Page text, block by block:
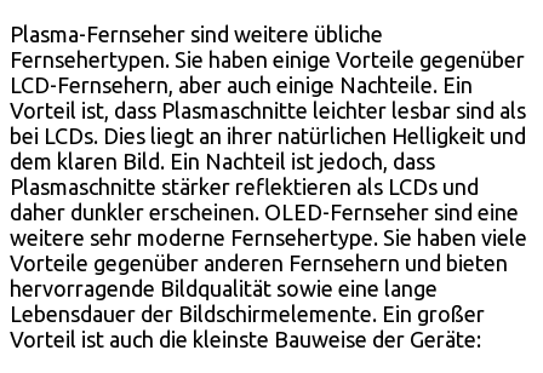
Plasma-Fernseher sind weitere übliche
Fernsehertypen. Sie haben einige Vorteile gegenüber
LCD-Fernsehern, aber auch einige Nachteile. Ein
Vorteil ist, dass Plasmaschnitte leichter lesbar sind als
bei LCDs. Dies liegt an ihrer natürlichen Helligkeit und
dem klaren Bild. Ein Nachteil ist jedoch, dass
Plasmaschnitte stärker reflektieren als LCDs und
daher dunkler erscheinen. OLED-Fernseher sind eine
weitere sehr moderne Fernsehertype. Sie haben viele
Vorteile gegenüber anderen Fernsehern und bieten
hervorragende Bildqualität sowie eine lange
Lebensdauer der Bildschirmelemente. Ein großer
Vorteil ist auch die kleinste Bauweise der Geräte: